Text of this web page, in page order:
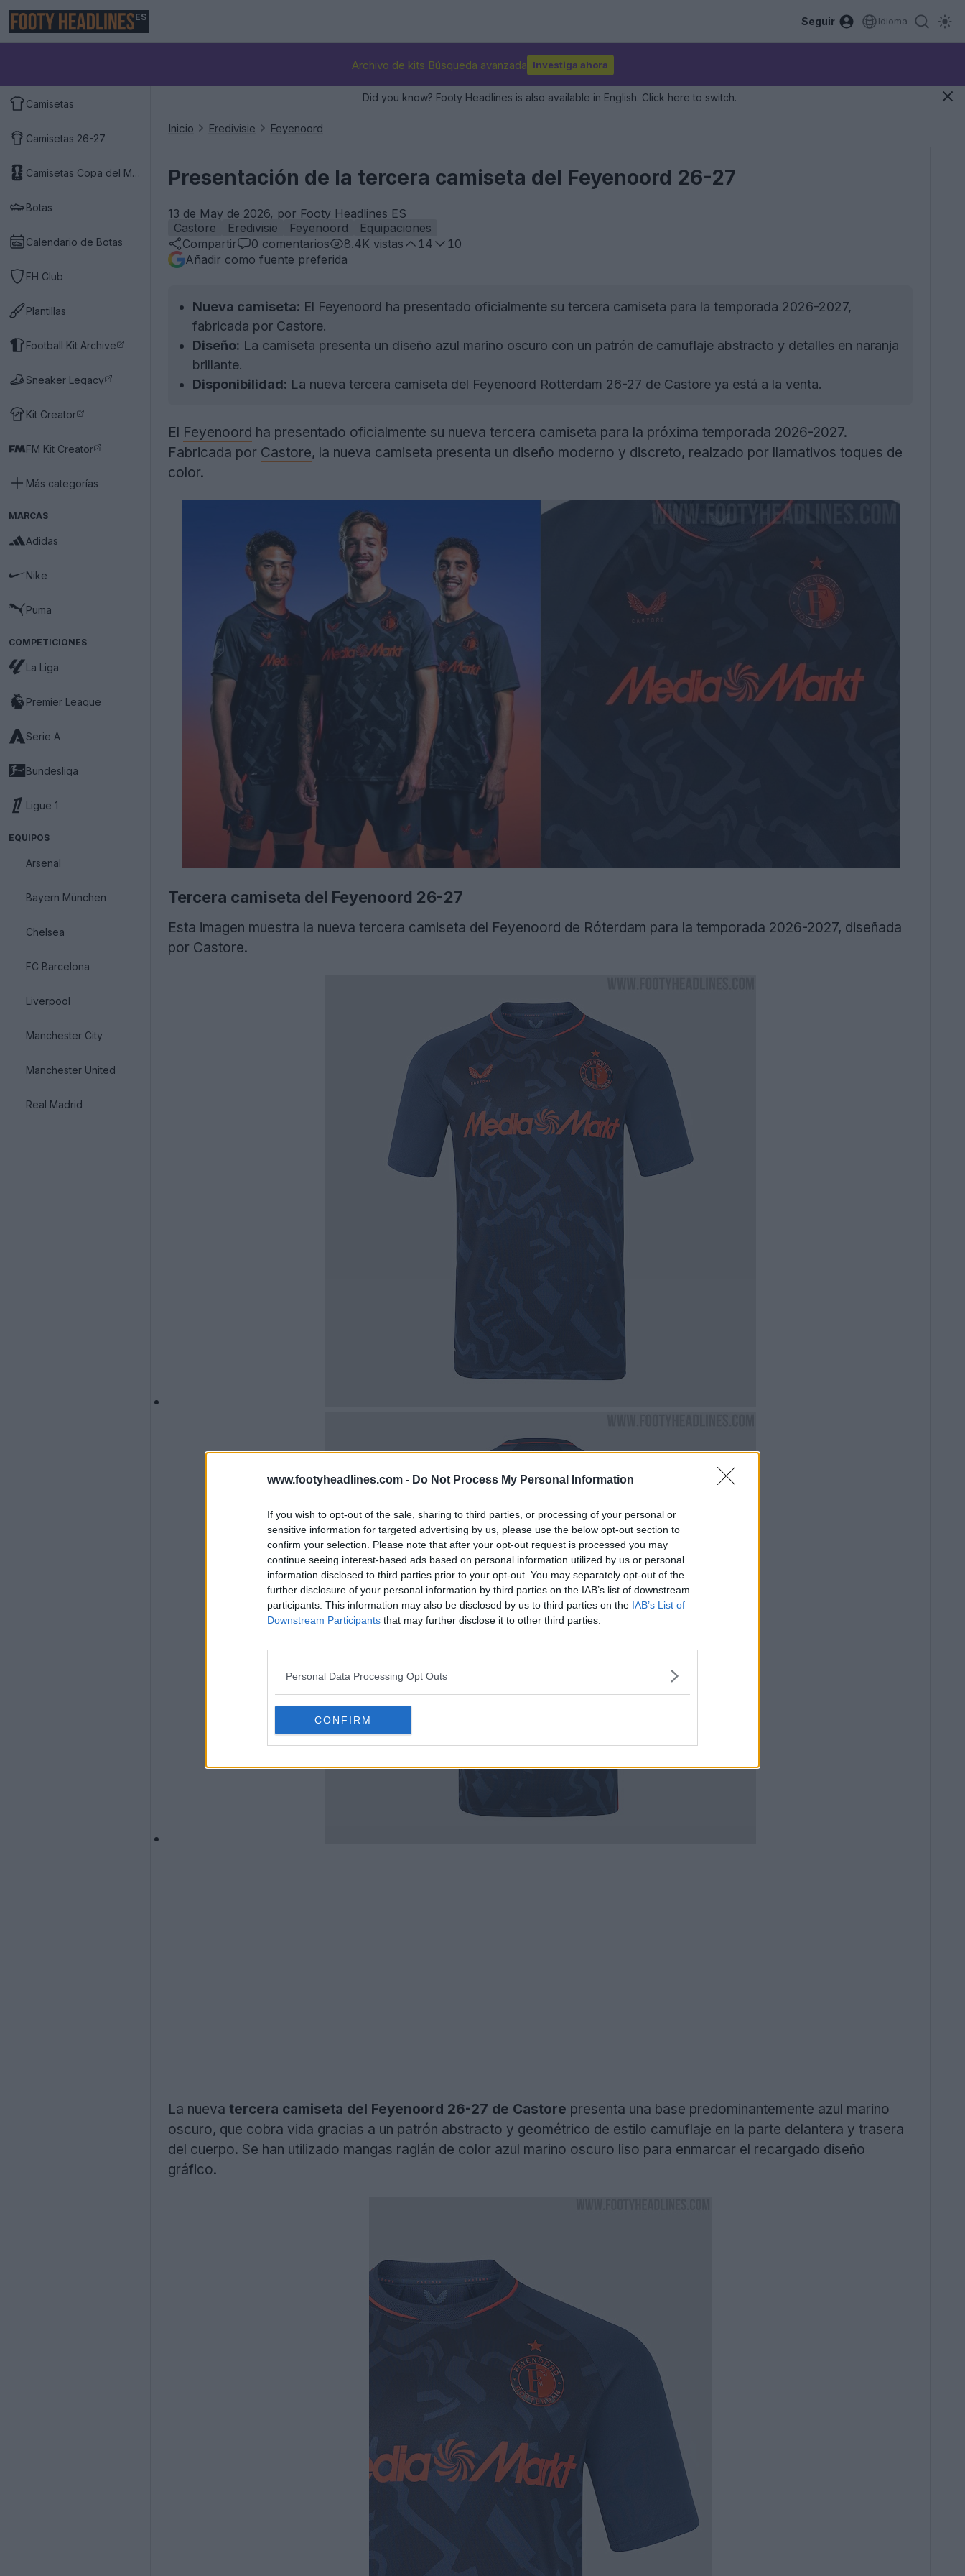
www.footyheadlines.com - Do Not Process My Personal Information
If you wish to opt-out of the sale, sharing to third parties, or processing of your personal or
sensitive information for targeted advertising by us, please use the below opt-out section to
confirm your selection. Please note that after your opt-out request is processed you may
continue seeing interest-based ads based on personal information utilized by us or personal
information disclosed to third parties prior to your opt-out. You may separately opt-out of the
further disclosure of your personal information by third parties on the IAB’s list of downstream
participants. This information may also be disclosed by us to third parties on the IAB’s List of
Downstream Participants that may further disclose it to other third parties.
Personal Data Processing Opt Outs
CONFIRM
ES Seguir Idioma
Archivo de kits Búsqueda avanzada Investiga ahora
Camisetas
Camisetas 26-27
Camisetas Copa del Mundo 2026
Botas
Calendario de Botas
FH Club
Plantillas
Football Kit Archive
Sneaker Legacy
Kit Creator
FM Kit Creator
Más categorías
MARCAS
Adidas
Nike
Puma
COMPETICIONES
La Liga
Premier League
Serie A
Bundesliga
Ligue 1
EQUIPOS
Arsenal
Bayern München
Chelsea
FC Barcelona
Liverpool
Manchester City
Manchester United
Real Madrid
Did you know? Footy Headlines is also available in English. Click here to switch.
Inicio Eredivisie Feyenoord
Presentación de la tercera camiseta del Feyenoord 26-27
13 de May de 2026, por Footy Headlines ES
Castore
Eredivisie Feyenoord
Equipaciones
Compartir
0 comentarios 8.4K vistas 14
10
Añadir como fuente preferida
Nueva camiseta: El Feyenoord ha presentado oficialmente su tercera camiseta para la temporada 2026-2027,
fabricada por Castore.
Diseño: La camiseta presenta un diseño azul marino oscuro con un patrón de camuflaje abstracto y detalles en naranja
brillante.
Disponibilidad: La nueva tercera camiseta del Feyenoord Rotterdam 26-27 de Castore ya está a la venta.
El Feyenoord ha presentado oficialmente su nueva tercera camiseta para la próxima temporada 2026-2027.
Fabricada por Castore, la nueva camiseta presenta un diseño moderno y discreto, realzado por llamativos toques de
color.
Tercera camiseta del Feyenoord 26-27
Esta imagen muestra la nueva tercera camiseta del Feyenoord de Róterdam para la temporada 2026-2027, diseñada
por Castore.
La nueva tercera camiseta del Feyenoord 26-27 de Castore presenta una base predominantemente azul marino
oscuro, que cobra vida gracias a un patrón abstracto y geométrico de estilo camuflaje en la parte delantera y trasera
del cuerpo. Se han utilizado mangas raglán de color azul marino oscuro liso para enmarcar el recargado diseño
gráfico.